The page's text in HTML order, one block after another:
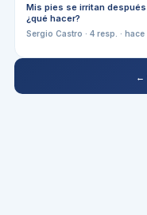
Mis pies se irritan
¿qué hacer?
Sergio Castro · 4resp. · hace
←